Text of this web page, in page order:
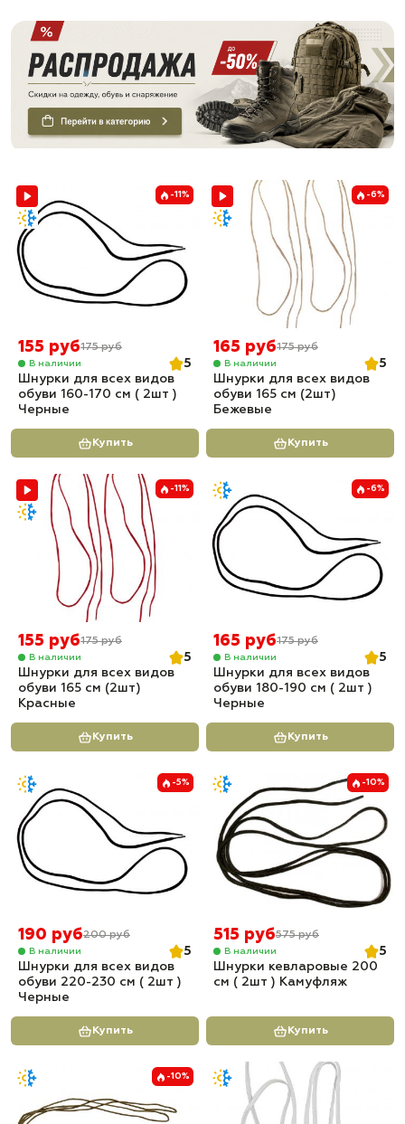
-11%
155 руб175 руб
В наличии
5
Шнурки для всех видов
обуви 160-170 см ( 2шт )
Черные
Купить
-6%
165 руб175 руб
В наличии
5
Шнурки для всех видов
обуви 165 см (2шт)
Бежевые
Купить
-11%
155 руб175 руб
В наличии
5
Шнурки для всех видов
обуви 165 см (2шт)
Красные
Купить
-6%
165 руб175 руб
В наличии
5
Шнурки для всех видов
обуви 180-190 см ( 2шт )
Черные
Купить
-5%
190 руб200 руб
В наличии
5
Шнурки для всех видов
обуви 220-230 см ( 2шт )
Черные
Купить
-10%
515 руб575 руб
В наличии
5
Шнурки кевларовые 200
см ( 2шт ) Камуфляж
Купить
-10%